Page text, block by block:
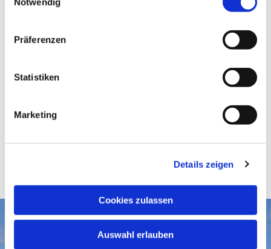
Präferenzen
Statistiken
Marketing
Details zeigen
Cookies zulassen
Auswahl erlauben